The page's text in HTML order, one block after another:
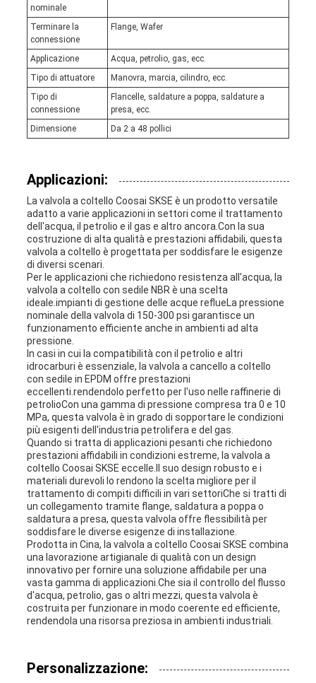
nominale
Terminare la
connessione
Flange, Wafer
Applicazione
Acqua, petrolio, gas, ecc.
Tipo di attuatore
Manovra, marcia, cilindro, ecc.
Tipo di
connessione
Flancelle, saldature a poppa, saldature a
presa, ecc.
Dimensione
Da 2 a 48 pollici
Applicazioni:
La valvola a coltello Coosai SKSE è un prodotto versatile
adatto a varie applicazioni in settori come il trattamento
dell'acqua, il petrolio e il gas e altro ancora.Con la sua
costruzione di alta qualità e prestazioni affidabili, questa
valvola a coltello è progettata per soddisfare le esigenze
di diversi scenari.
Per le applicazioni che richiedono resistenza all'acqua, la
valvola a coltello con sedile NBR è una scelta
ideale.impianti di gestione delle acque reflueLa pressione
nominale della valvola di 150-300 psi garantisce un
funzionamento efficiente anche in ambienti ad alta
pressione.
In casi in cui la compatibilità con il petrolio e altri
idrocarburi è essenziale, la valvola a cancello a coltello
con sedile in EPDM offre prestazioni
eccellenti.rendendolo perfetto per l'uso nelle raffinerie di
petrolioCon una gamma di pressione compresa tra 0 e 10
MPa, questa valvola è in grado di sopportare le condizioni
più esigenti dell'industria petrolifera e del gas.
Quando si tratta di applicazioni pesanti che richiedono
prestazioni affidabili in condizioni estreme, la valvola a
coltello Coosai SKSE eccelle.Il suo design robusto e i
materiali durevoli lo rendono la scelta migliore per il
trattamento di compiti difficili in vari settoriChe si tratti di
un collegamento tramite flange, saldatura a poppa o
saldatura a presa, questa valvola offre flessibilità per
soddisfare le diverse esigenze di installazione.
Prodotta in Cina, la valvola a coltello Coosai SKSE combina
una lavorazione artigianale di qualità con un design
innovativo per fornire una soluzione affidabile per una
vasta gamma di applicazioni.Che sia il controllo del flusso
d'acqua, petrolio, gas o altri mezzi, questa valvola è
costruita per funzionare in modo coerente ed efficiente,
rendendola una risorsa preziosa in ambienti industriali.
Personalizzazione: